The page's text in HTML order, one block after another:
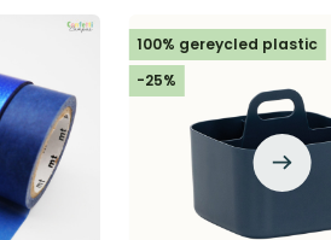
100% gereycled plastic
-25%